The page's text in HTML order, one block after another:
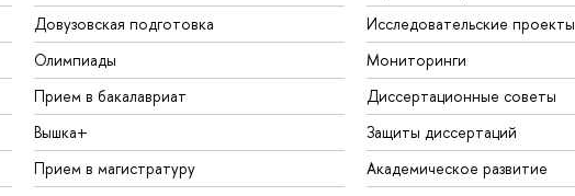
Довузовская подготовка
Олимпиады
Прием в бакалавриат
Вышка+
Прием в магистратуру
Исследовательские проекты
Мониторинги
Диссертационные советы
Защиты диссертаций
Академическое развитие